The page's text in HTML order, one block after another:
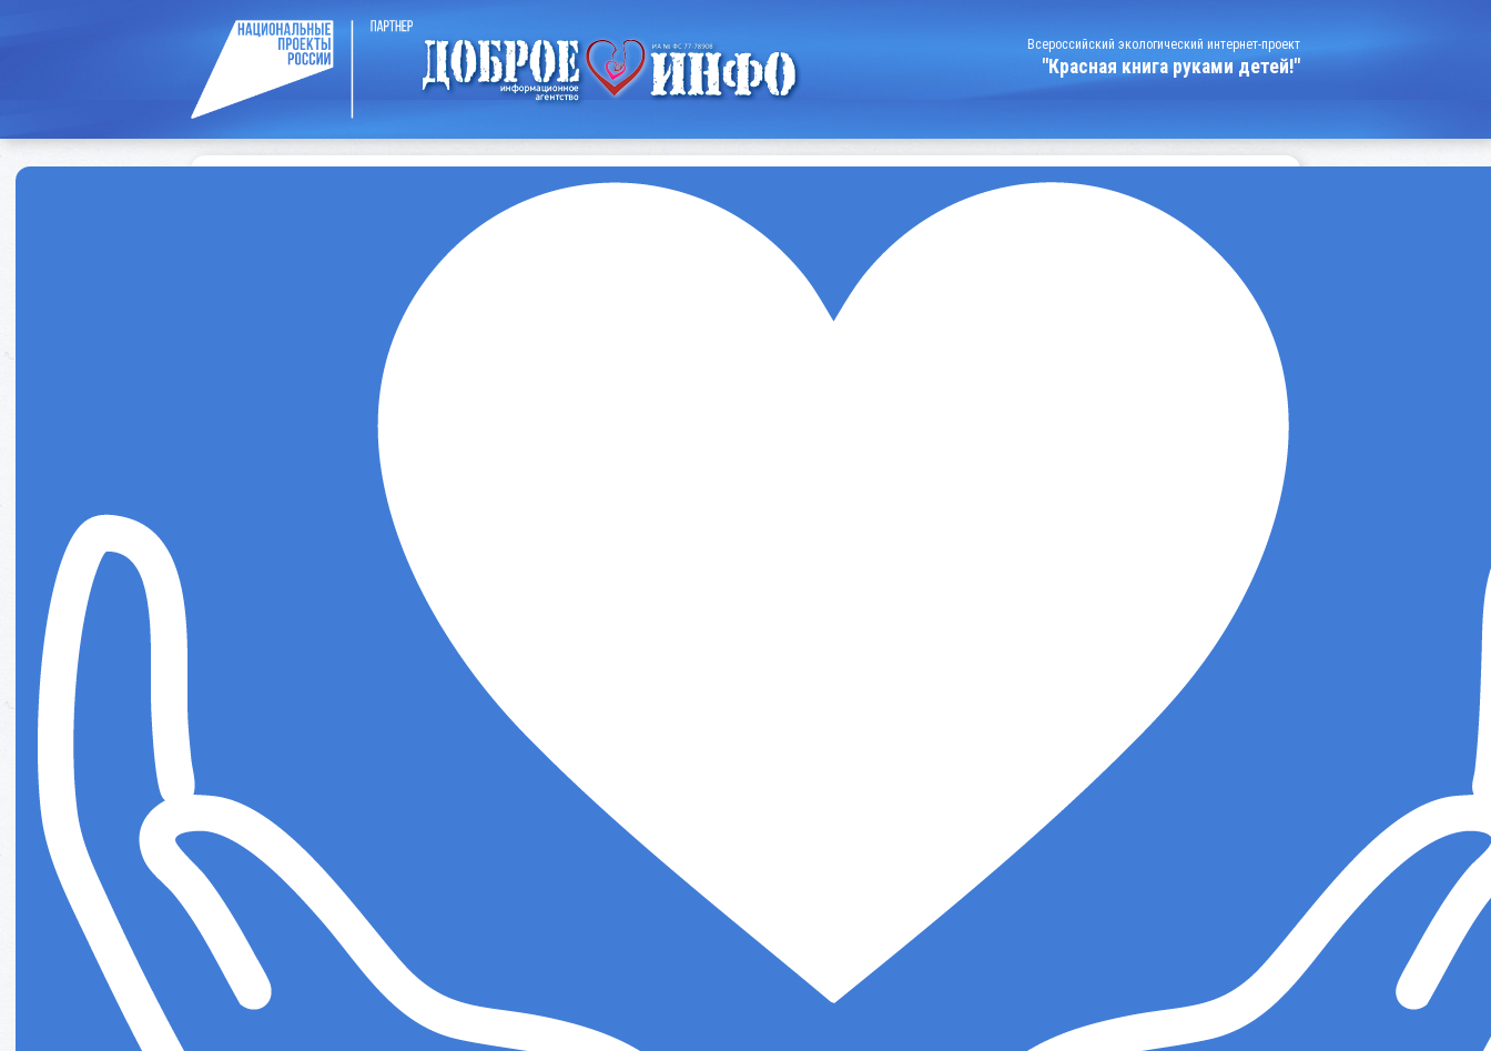
Всероссийский экологический интернет-проект
"Красная книга руками детей!"